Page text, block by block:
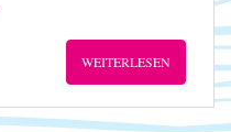
WEITERLESEN